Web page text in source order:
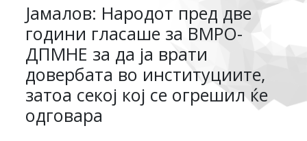
Јамалов: Народот пред две
години гласаше за ВМРО-
ДПМНЕ за да ја врати
довербата во институциите,
затоа секој кој се огрешил ќе
одговара